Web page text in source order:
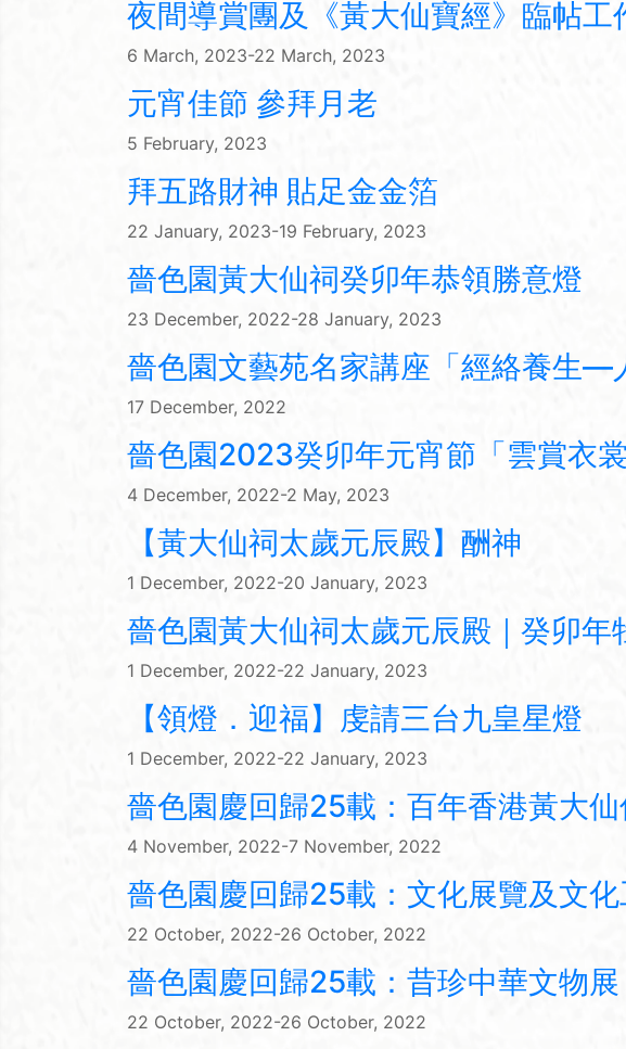
夜間導賞團及《黃大仙寶經》臨帖工
6 March, 2023-22 March, 2023
元宵佳節 參拜月老
5 February, 2023
拜五路財神 貼足金金箔
22 January, 2023-19 February, 2023
嗇色園黃大仙祠癸卯年恭領勝意燈
23 December, 2022-28 January, 2023
嗇色園文藝苑名家講座「經絡養生—
17 December, 2022
嗇色園2023癸卯年元宵節「雲賞衣
4 December, 2022-2 May, 2023
【黃大仙祠太歲元辰殿】酬神
1 December, 2022-20 January, 2023
嗇色園黃大仙祠太歲元辰殿｜癸卯年
1 December, 2022-22 January, 2023
【領燈．迎福】虔請三台九皇星燈
1 December, 2022-22 January, 2023
嗇色園慶回歸25載：百年香港黃大
4 November, 2022-7 November, 2022
嗇色園慶回歸25載：文化展覽及文
22 October, 2022-26 October, 2022
嗇色園慶回歸25載：昔珍中華文物展
22 October, 2022-26 October, 2022